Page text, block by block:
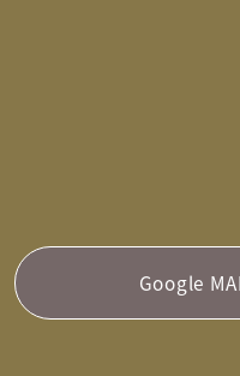
Google